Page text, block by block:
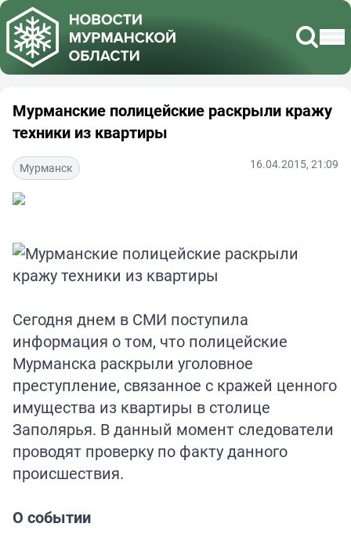
Мурманские полицейские раскрыли кражу
техники из квартиры
Мурманск 16.04.2015, 21:09
Сегодня днем в СМИ поступила
информация о том, что полицейские
Мурманска раскрыли уголовное
преступление, связанное с кражей ценного
имущества из квартиры в столице
Заполярья. В данный момент следователи
проводят проверку по факту данного
происшествия.
О событии